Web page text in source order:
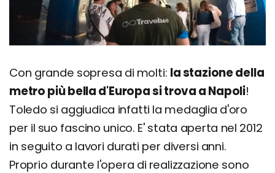
Con grande sopresa di molti: la stazione della
metro più bella d'Europa si trova a Napoli!
Toledo si aggiudica infatti la medaglia d'oro
per il suo fascino unico. E' stata aperta nel 2012
in seguito a lavori durati per diversi anni.
Proprio durante l'opera di realizzazione sono